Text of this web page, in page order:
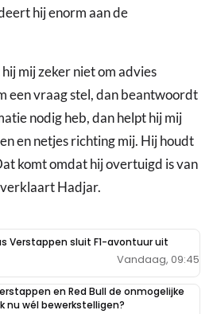
hij enorm aan de
mij zeker niet om advies
een vraag stel, dan beantwoordt
nodig heb, dan helpt hij mij
en netjes richting mij. Hij houdt
komt omdat hij overtuigd is van
Hadjar.
Verstappen sluit F1-avontuur uit
Vandaag, 09:45
en Red Bull de onmogelijke
nu wél bewerkstelligen?